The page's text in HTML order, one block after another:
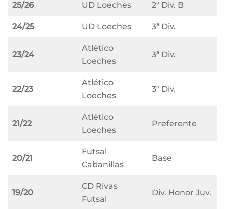
25/26 UD Loeches 2ª Div. B
24/25 UD Loeches 3ª Div.
23/24
Atlético
Loeches
3ª Div.
22/23
Atlético
Loeches
3ª Div.
21/22
Atlético
Loeches
Preferente
20/21
Futsal
Cabanillas
Base
19/20
CD Rivas
Futsal
Div. Honor Juv.